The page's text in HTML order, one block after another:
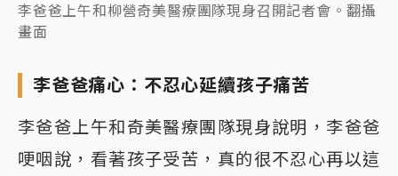
李爸爸上午和柳營奇美醫療團隊現身召開記者會。翻攝
畫面
李爸爸痛心：不忍心延續孩子痛苦
李爸爸上午和奇美醫療團隊現身說明，李爸爸
哽咽說，看著孩子受苦，真的很不忍心再以這